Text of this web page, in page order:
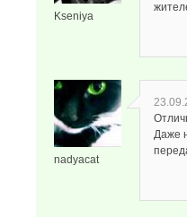
Kseniya
nadyacat
Даже